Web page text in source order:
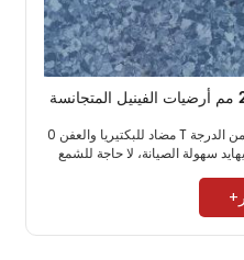
مقاومة ممتازة للتآكل، مقاومة للتآكل من الدرجة T مضاد للبكتيريا والعفن 0
سهولة الصيانة، لا حاجة للشمع